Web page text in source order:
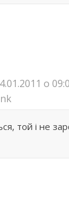
о
той і не